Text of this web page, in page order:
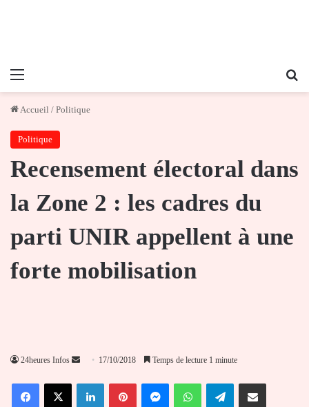
Menu
Accueil / Politique
Politique
Recensement électoral dans
la Zone 2 : les cadres du
parti UNIR appellent à une
forte mobilisation
24heures Infos
Envoyer
courriel
17/10/2018 Temps de lecture 1 minute
FacebookX LinkedinPinterestMessengerWhatsAppTelegramPartager par email